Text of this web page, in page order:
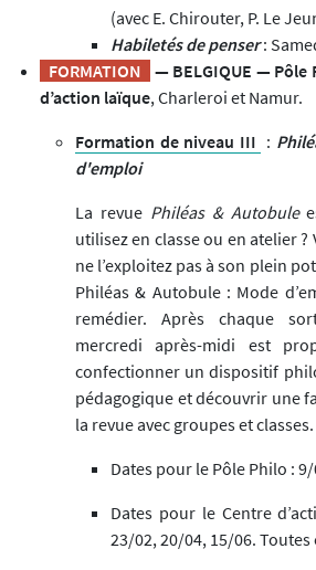
(avec E. Chirouter, P. Le
Habiletés de penser:
FORMATION
— BELGIQUE — Pôle
d’action laïque, Charleroi et Namur.
Formation de niveau III :
d'emploi
La revue Philéas & Autobule
utilisez en classe ou en atelier ?
ne l’exploitez pas à son plein
Philéas & Autobule : Mode
remédier. Après chaque
mercredi après-midi est
confectionner un dispositif
pédagogique et découvrir une
la revue avec groupes et classes.
Dates pour le Pôle Philo :
Dates pour le Centre
23/02, 20/04, 15/06.